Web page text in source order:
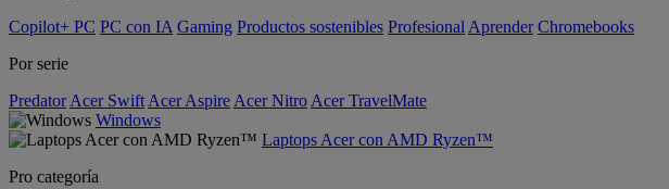
Copilot+ PC PC con IA Gaming Productos sostenibles Profesional Aprender Chromebooks
Por serie
Predator Acer Swift Acer Aspire Acer Nitro Acer TravelMate
Windows
Laptops Acer con AMD Ryzen™
Pro categoría